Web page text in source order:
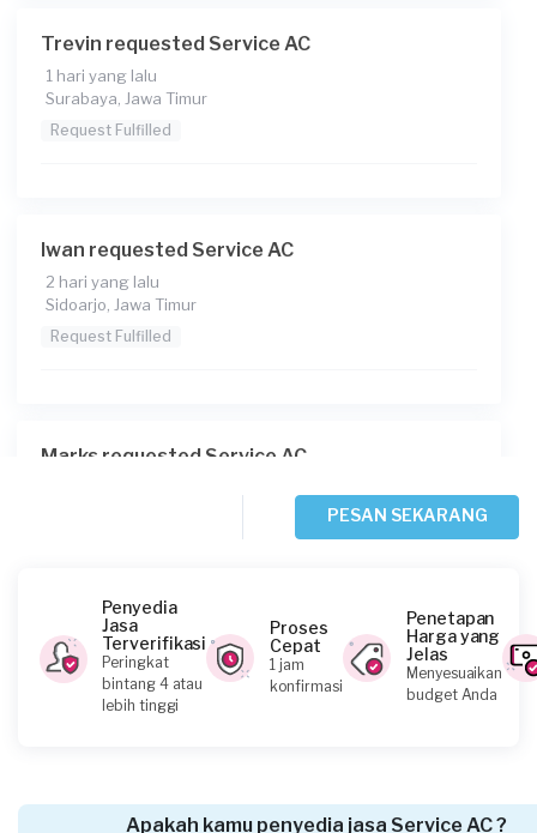
Trevin requested Service AC
1 hari yang lalu
Surabaya, Jawa Timur
Request Fulfilled
Iwan requested Service AC
2 hari yang lalu
Sidoarjo, Jawa Timur
Request Fulfilled
Marks requested Service AC
Sinta Poetri requested Service AC
3 hari yang lalu
Surabaya, Jawa Timur
PESAN SEKARANG
Penyedia
Jasa
Terverifikasi
Peringkat
bintang 4 atau
lebih tinggi
Proses
Cepat
1 jam
konfirmasi
Penetapan
Harga yang
Jelas
Menyesuaikan
budget Anda
Apakah kamu penyedia jasa Service AC ?